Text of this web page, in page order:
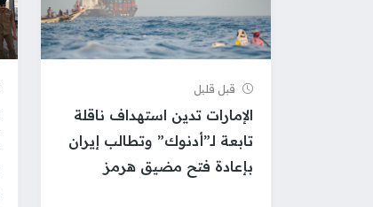
قبل قلیل
الإمارات تدين استهداف ناقلة
تابعة لـ”أدنوك” وتطالب إيران
بإعادة فتح مضيق هرمز